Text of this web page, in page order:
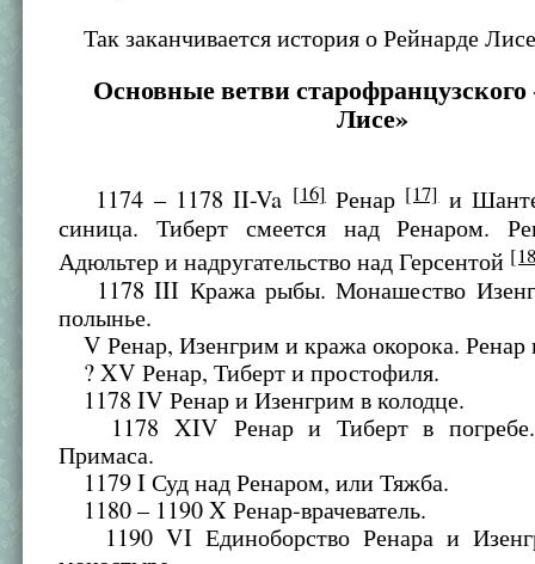
Так заканчивается история о Рейнарде
Основные ветви
Лисе»
1174 – 1178 II-Va [16]Ренар [17]и
синица. Тиберт смеется над Ренаром.
Адюльтер и надругательство над Герсентой
1178 III Кража рыбы. Монашество
полынье.
V Ренар, Изенгрим и кража окорока. Ренар
? XV Ренар, Тиберт и простофиля.
1178 IV Ренар и Изенгрим в колодце.
1178 XIV Ренар и Тиберт в погребе.
Примаса.
1179 I Суд над Ренаром, или Тяжба.
1180 – 1190 X Ренар-врачеватель.
1190 VI Единоборство Ренара и